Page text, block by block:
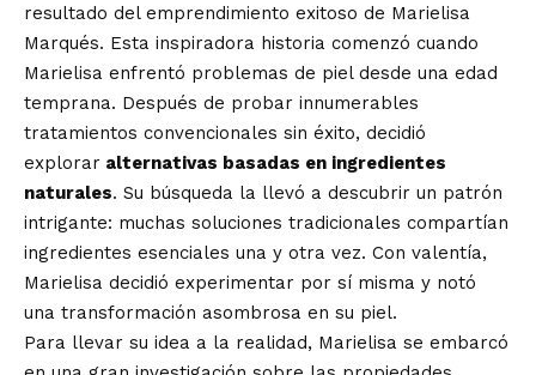
resultado del emprendimiento exitoso de Marielisa
Marqués. Esta inspiradora historia comenzó cuando
Marielisa enfrentó problemas de piel desde una edad
temprana. Después de probar innumerables
tratamientos convencionales sin éxito, decidió
explorar alternativas basadas en ingredientes
naturales. Su búsqueda la llevó a descubrir un patrón
intrigante: muchas soluciones tradicionales compartían
ingredientes esenciales una y otra vez. Con valentía,
Marielisa decidió experimentar por sí misma y notó
una transformación asombrosa en su piel.
Para llevar su idea a la realidad, Marielisa se embarcó